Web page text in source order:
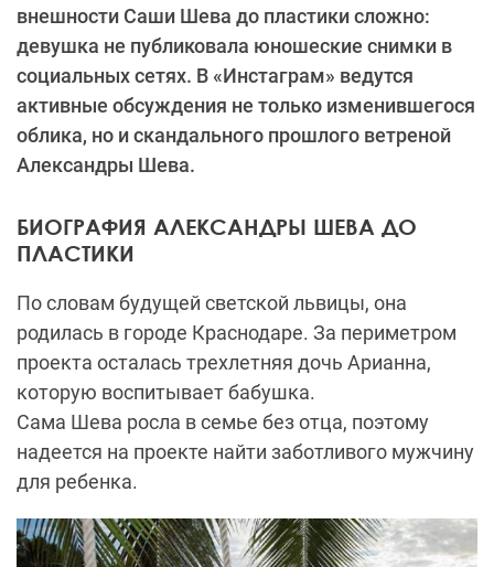
внешности Саши Шева до пластики сложно:
девушка не публиковала юношеские снимки в
социальных сетях. В «Инстаграм» ведутся
активные обсуждения не только изменившегося
облика, но и скандального прошлого ветреной
Александры Шева.
БИОГРАФИЯ АЛЕКСАНДРЫ ШЕВА ДО
ПЛАСТИКИ
По словам будущей светской львицы, она
родилась в городе Краснодаре. За периметром
проекта осталась трехлетняя дочь Арианна,
которую воспитывает бабушка.
Сама Шева росла в семье без отца, поэтому
надеется на проекте найти заботливого мужчину
для ребенка.